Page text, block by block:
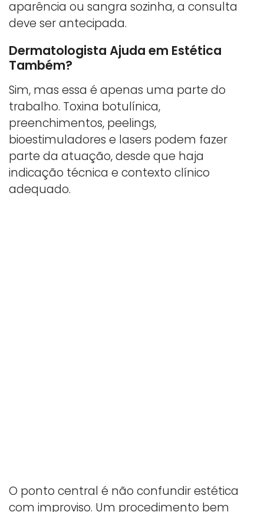
aparência ou sangra sozinha, a consulta
deve ser antecipada.
Dermatologista Ajuda em Estética
Também?
Sim, mas essa é apenas uma parte do
trabalho. Toxina botulínica,
preenchimentos, peelings,
bioestimuladores e lasers podem fazer
parte da atuação, desde que haja
indicação técnica e contexto clínico
adequado.
O ponto central é não confundir estética
com improviso. Um procedimento bem